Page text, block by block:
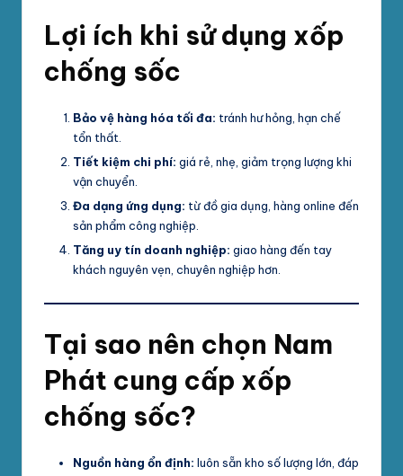
Lợi ích khi sử dụng xốp
chống sốc
Bảo vệ hàng hóa tối đa: tránh hư hỏng, hạn chế
tổn thất.
Tiết kiệm chi phí: giá rẻ, nhẹ, giảm trọng lượng khi
vận chuyển.
Đa dạng ứng dụng: từ đồ gia dụng, hàng online đến
sản phẩm công nghiệp.
Tăng uy tín doanh nghiệp: giao hàng đến tay
khách nguyên vẹn, chuyên nghiệp hơn.
Tại sao nên chọn Nam
Phát cung cấp xốp
chống sốc?
Nguồn hàng ổn định: luôn sẵn kho số lượng lớn, đáp